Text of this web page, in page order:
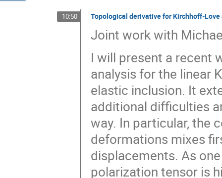
10:50 Topological derivative for Kirchhoff-Love
Joint work with
I will present a recent
analysis for the linear
elastic inclusion. It
additional difficulties
way. In particular, the
deformations mixes
displacements. As
polarization tensor is